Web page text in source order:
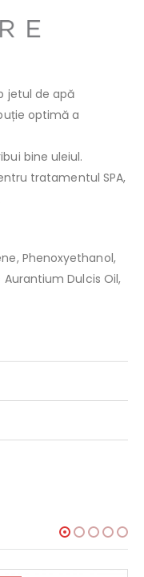
jetul de apă
optimă a
bine uleiul.
tratamentul SPA,
Phenoxyethanol,
Dulcis Oil,